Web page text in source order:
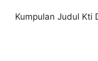
Kumpulan Judul Kti